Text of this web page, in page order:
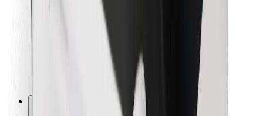
Para repartidores
Para propietarios de flota
Para restaurantes
Bolt para empresas